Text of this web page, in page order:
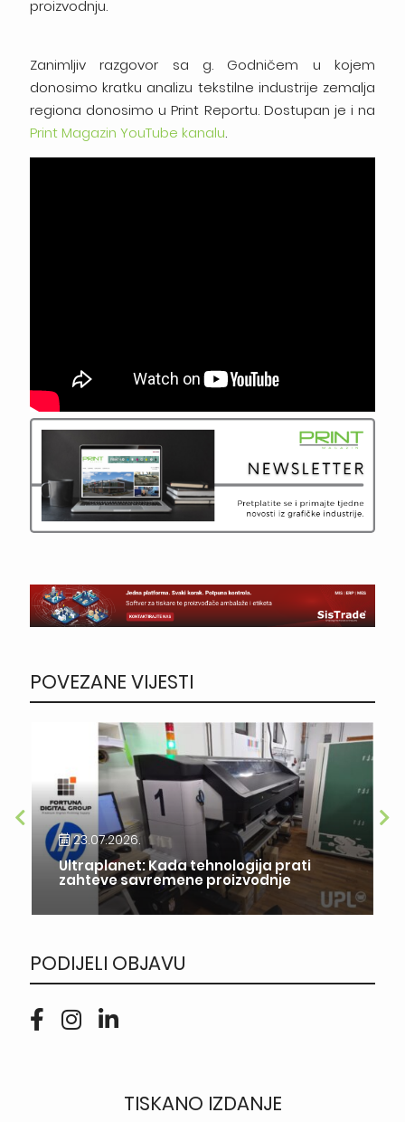
proizvodnju.
Zanimljiv razgovor sa g. Godničem u kojem
donosimo kratku analizu tekstilne industrije zemalja
regiona donosimo u Print Reportu. Dostupan je i na
Print Magazin YouTube kanalu.
POVEZANE VIJESTI
23.07.2026.
Ultraplanet: Kada tehnologija prati
zahteve savremene proizvodnje
PODIJELI OBJAVU
TISKANO IZDANJE